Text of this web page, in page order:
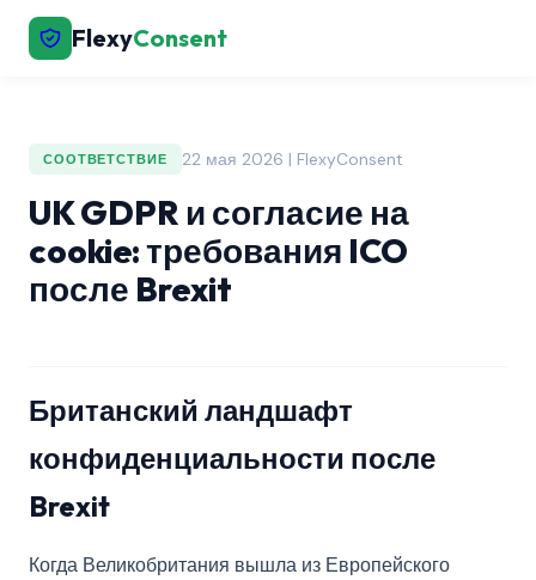
FlexyConsent
СООТВЕТСТВИЕ 22 мая 2026 | FlexyConsent
UK GDPR и согласие на
cookie: требования ICO
после Brexit
Британский ландшафт
конфиденциальности после
Brexit
Когда Великобритания вышла из Европейского